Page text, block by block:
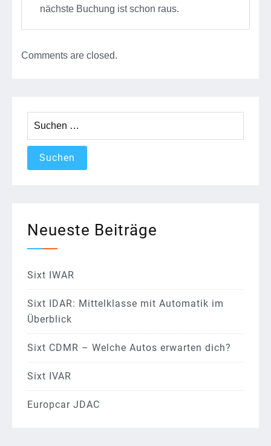
nächste Buchung ist schon raus.
Comments are closed.
Neueste Beiträge
Sixt IWAR
Sixt IDAR: Mittelklasse mit Automatik im
Überblick
Sixt CDMR – Welche Autos erwarten dich?
Sixt IVAR
Europcar JDAC